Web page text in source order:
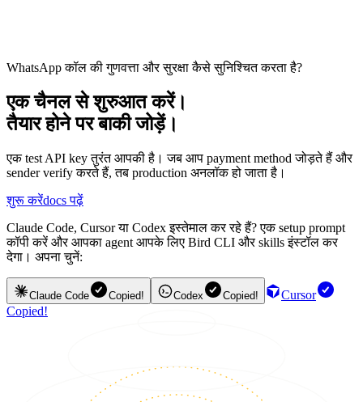
WhatsApp कॉल की गुणवत्ता और सुरक्षा कैसे सुनिश्चित करता है?
एक चैनल से शुरुआत करें।
तैयार होने पर बाकी जोड़ें।
एक test API key तुरंत आपकी है। जब आप payment method जोड़ते हैं और
sender verify करते हैं, तब production अनलॉक हो जाता है।
शुरू करेंdocs पढ़ें
Claude Code, Cursor या Codex इस्तेमाल कर रहे हैं? एक setup prompt
कॉपी करें और आपका agent आपके लिए Bird CLI और skills इंस्टॉल कर
देगा। अपना चुनें:
Claude Code Copied! Codex Copied!
Cursor
Copied!